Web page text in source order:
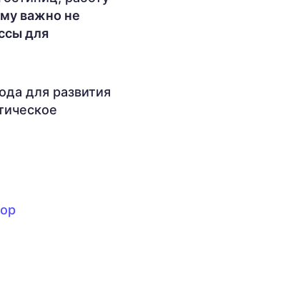
важно не
для
для развития